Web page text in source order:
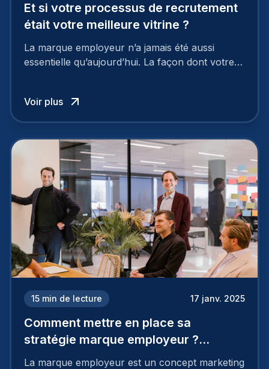
Et si votre processus de recrutement
était votre meilleure vitrine ?
La marque employeur n’a jamais été aussi
essentielle qu’aujourd’hui. La façon dont votre
à perdre les meilleurs profils.
Voir plus
15 min de lecture 17 janv. 2025
Comment mettre en place sa
stratégie marque employeur ?
Découvrez les 7 étapes
La marque employeur est un concept marketing